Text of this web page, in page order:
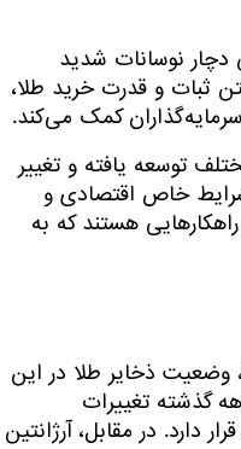
نوسانات شدید
ثبات و قدرت خرید طلا،
کمک می‌کند.
توسعه یافته و تغییر
شرایط خاص اقتصادی و
هستند که به
وضعیت ذخایر طلا در این
گذشته تغییرات
بزرگ‌ترین اقتصاد منطقه، با ذخایر طلا تقریباً ۳۴۵ تن، در رتبه بالا قرار دارد. در مقابل، آرژانتین